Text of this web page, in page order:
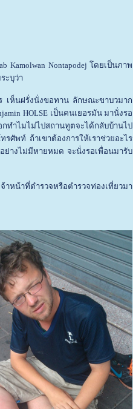
Nontapodej โดยเป็นภาพ
ะบุว่า
เห็นฝรั่งนั่งขอทาน ลักษณะขาบวมาก
HOLSE เป็นคนเยอรมัน มานั่งรอ
ทำไมไม่ไปสถานทูตจะได้กลับบ้านไป
รศัพท์ ถ้าเขาต้องการให้เราช่วยอะไร
ย่างไม่มีหายหมด จะนั่งรอเพื่อนมารับ
หน้าที่ตำรวจหรือตำรวจท่องเที่ยวมา